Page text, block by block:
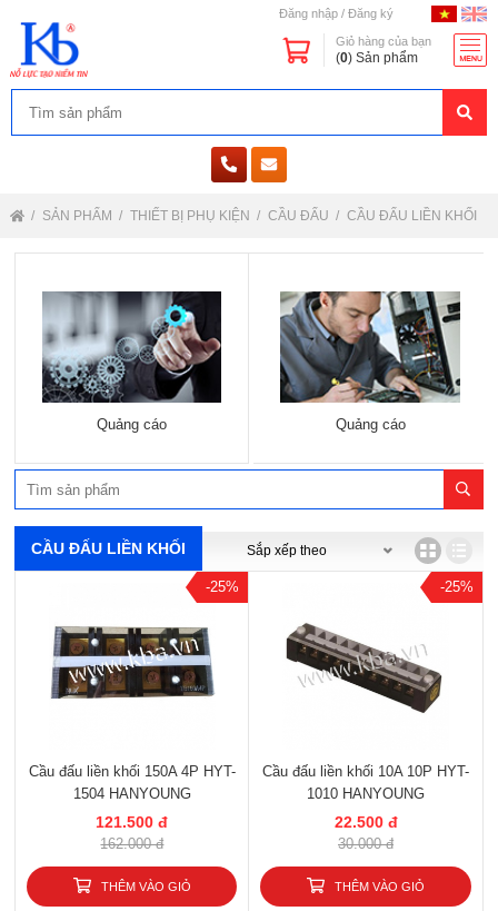
Đăng nhập / Đăng ký
Giỏ hàng của bạn
(0) Sản phẩm
SẢN PHẨM THIẾT BỊ PHỤ KIỆN CẦU ĐẤU CẦU ĐẤU LIỀN KHỐI
Quảng cáo Quảng cáo
CẦU ĐẤU LIỀN KHỐI
-25%
Cầu đấu liền khối 150A 4P HYT-
1504 HANYOUNG
121.500 đ
162.000 đ
THÊM VÀO GIỎ
-25%
Cầu đấu liền khối 10A 10P HYT-
1010 HANYOUNG
22.500 đ
30.000 đ
THÊM VÀO GIỎ